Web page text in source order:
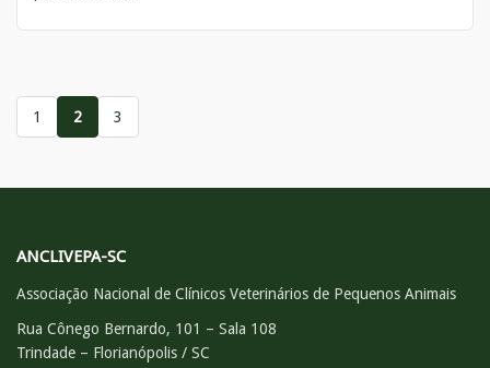
1 2 3
ANCLIVEPA-SC
Associação Nacional de Clínicos Veterinários de Pequenos Animais
Rua Cônego Bernardo, 101 – Sala 108
Trindade – Florianópolis / SC